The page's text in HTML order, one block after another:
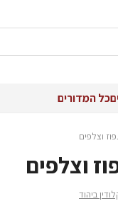
כל המדורים
וצלפים
וצלפים
ביהוד